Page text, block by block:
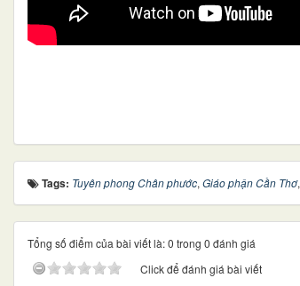
Tags: Tuyên phong Chân phước, Giáo phận Cần Thơ,
Tổng số điểm của bài viết là: 0 trong 0 đánh giá
Click để đánh giá bài viết